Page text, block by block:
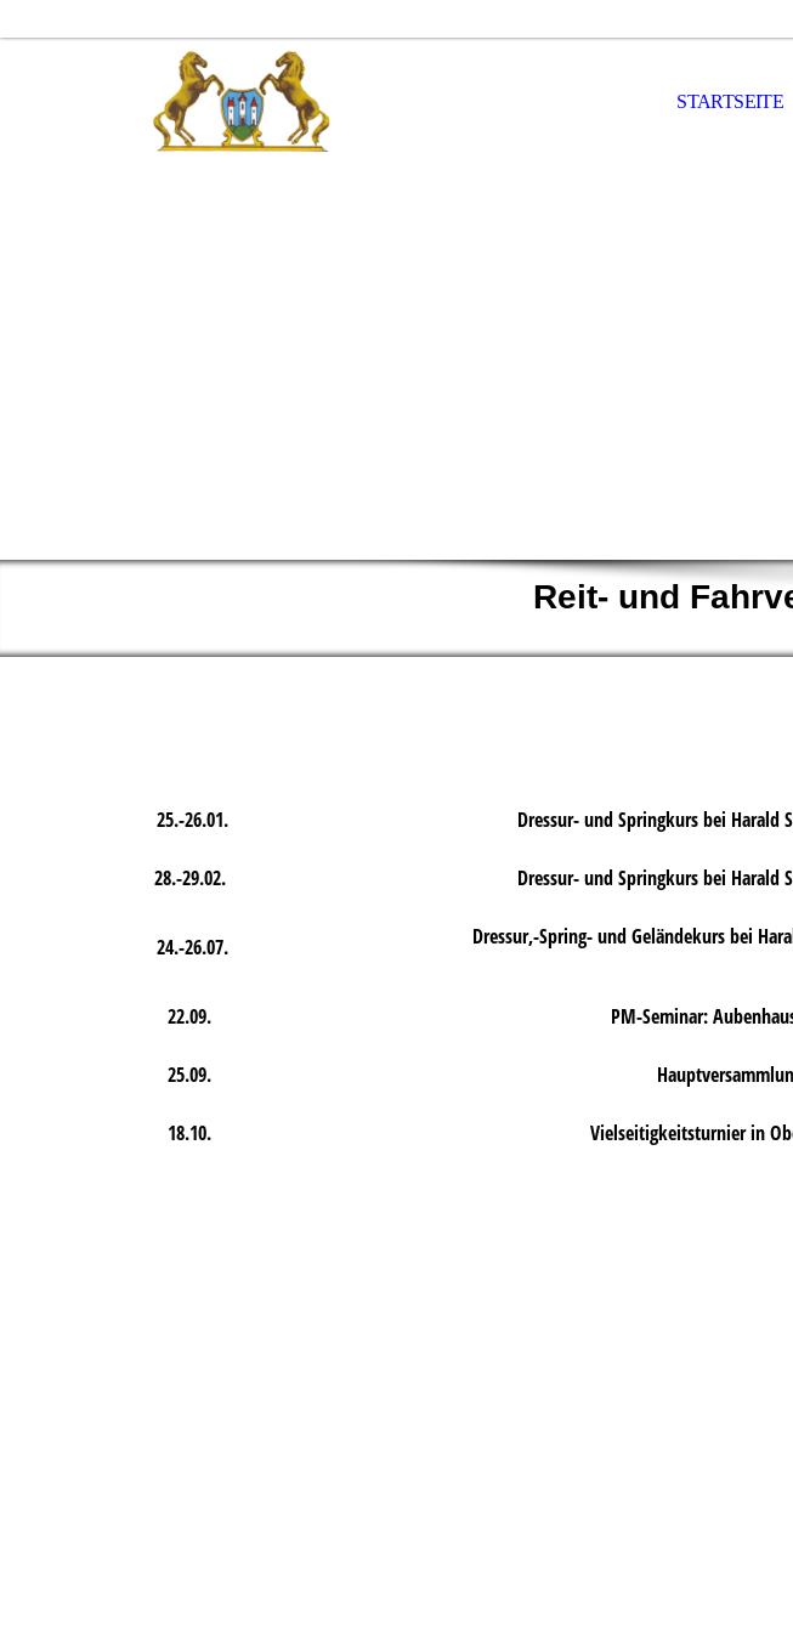
STARTSEITE
Reit- und
25.-26.01. Dressur- und Springkurs bei Harald
28.-29.02. Dressur- und Springkurs bei Harald
24.-26.07. Dressur,-Spring- und Geländekurs bei
22.09. PM-Seminar:
25.09.
18.10. Vielseitigkeitsturnier in